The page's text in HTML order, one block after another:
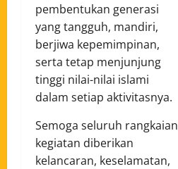
pembentukan generasi
yang tangguh, mandiri,
berjiwa kepemimpinan,
serta tetap menjunjung
tinggi nilai-nilai islami
dalam setiap aktivitasnya.
Semoga seluruh rangkaian
kegiatan diberikan
kelancaran, keselamatan,